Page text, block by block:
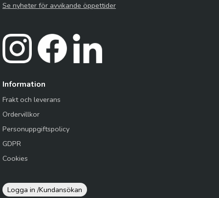
Se nyheter för avvikande öppettider
Information
Frakt och leverans
Ordervillkor
Personuppgiftspolicy
GDPR
Cookies
Logga in /Kundansökan